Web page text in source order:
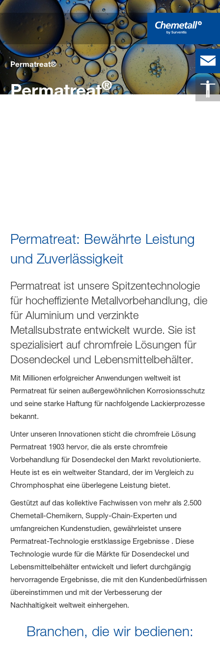
Permatreat®
Permatreat®
Permatreat®
Permatreat: Bewährte Leistung
und Zuverlässigkeit
Permatreat ist unsere Spitzentechnologie
für hocheffiziente Metallvorbehandlung, die
für Aluminium und verzinkte
Metallsubstrate entwickelt wurde. Sie ist
spezialisiert auf chromfreie Lösungen für
Dosendeckel und Lebensmittelbehälter.
Mit Millionen erfolgreicher Anwendungen weltweit ist
Permatreat für seinen außergewöhnlichen Korrosionsschutz
und seine starke Haftung für nachfolgende Lackierprozesse
bekannt.
Unter unseren Innovationen sticht die chromfreie Lösung
Permatreat 1903 hervor, die als erste chromfreie
Vorbehandlung für Dosendeckel den Markt revolutionierte.
Heute ist es ein weltweiter Standard, der im Vergleich zu
Chromphosphat eine überlegene Leistung bietet.
Gestützt auf das kollektive Fachwissen von mehr als 2.500
Chemetall-Chemikern, Supply-Chain-Experten und
umfangreichen Kundenstudien, gewährleistet unsere
Permatreat-Technologie erstklassige Ergebnisse . Diese
Technologie wurde für die Märkte für Dosendeckel und
Lebensmittelbehälter entwickelt und liefert durchgängig
hervorragende Ergebnisse, die mit den Kundenbedürfnissen
übereinstimmen und mit der Verbesserung der
Nachhaltigkeit weltweit einhergehen.
Branchen, die wir bedienen: